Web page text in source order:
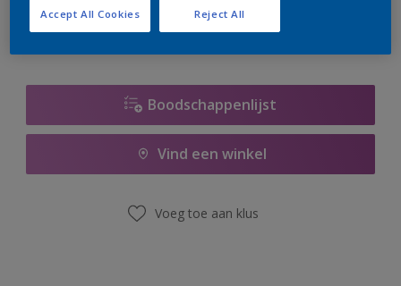
Boodschappenlijst
Vind een winkel
Voeg toe aan klus
Reject All
Accept All Cookies